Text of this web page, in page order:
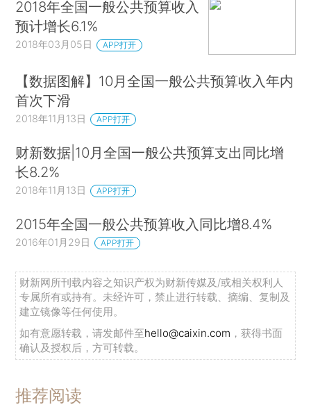
2018年全国一般公共预算收入
预计增长6.1%
2018年03月05日 APP打开
【数据图解】10月全国一般公共预算收入年内
首次下滑
2018年11月13日 APP打开
财新数据|10月全国一般公共预算支出同比增
长8.2%
2018年11月13日 APP打开
2015年全国一般公共预算收入同比增8.4%
2016年01月29日 APP打开
财新网所刊载内容之知识产权为财新传媒及/或相关权利人
专属所有或持有。未经许可，禁止进行转载、摘编、复制及
建立镜像等任何使用。
如有意愿转载，请发邮件至hello@caixin.com ，获得书面
确认及授权后，方可转载。
推荐阅读